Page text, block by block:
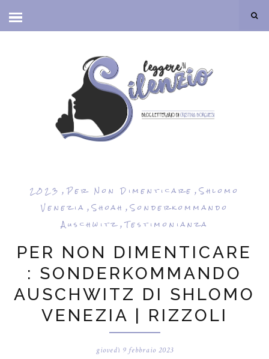
2023 ,Per Non Dimenticare ,Shlomo
Venezia ,Shoah ,Sonderkommando
Auschwitz,Testimonianza
PER NON DIMENTICARE
: SONDERKOMMANDO
AUSCHWITZ DI SHLOMO
VENEZIA | RIZZOLI
giovedì 9 febbraio 2023